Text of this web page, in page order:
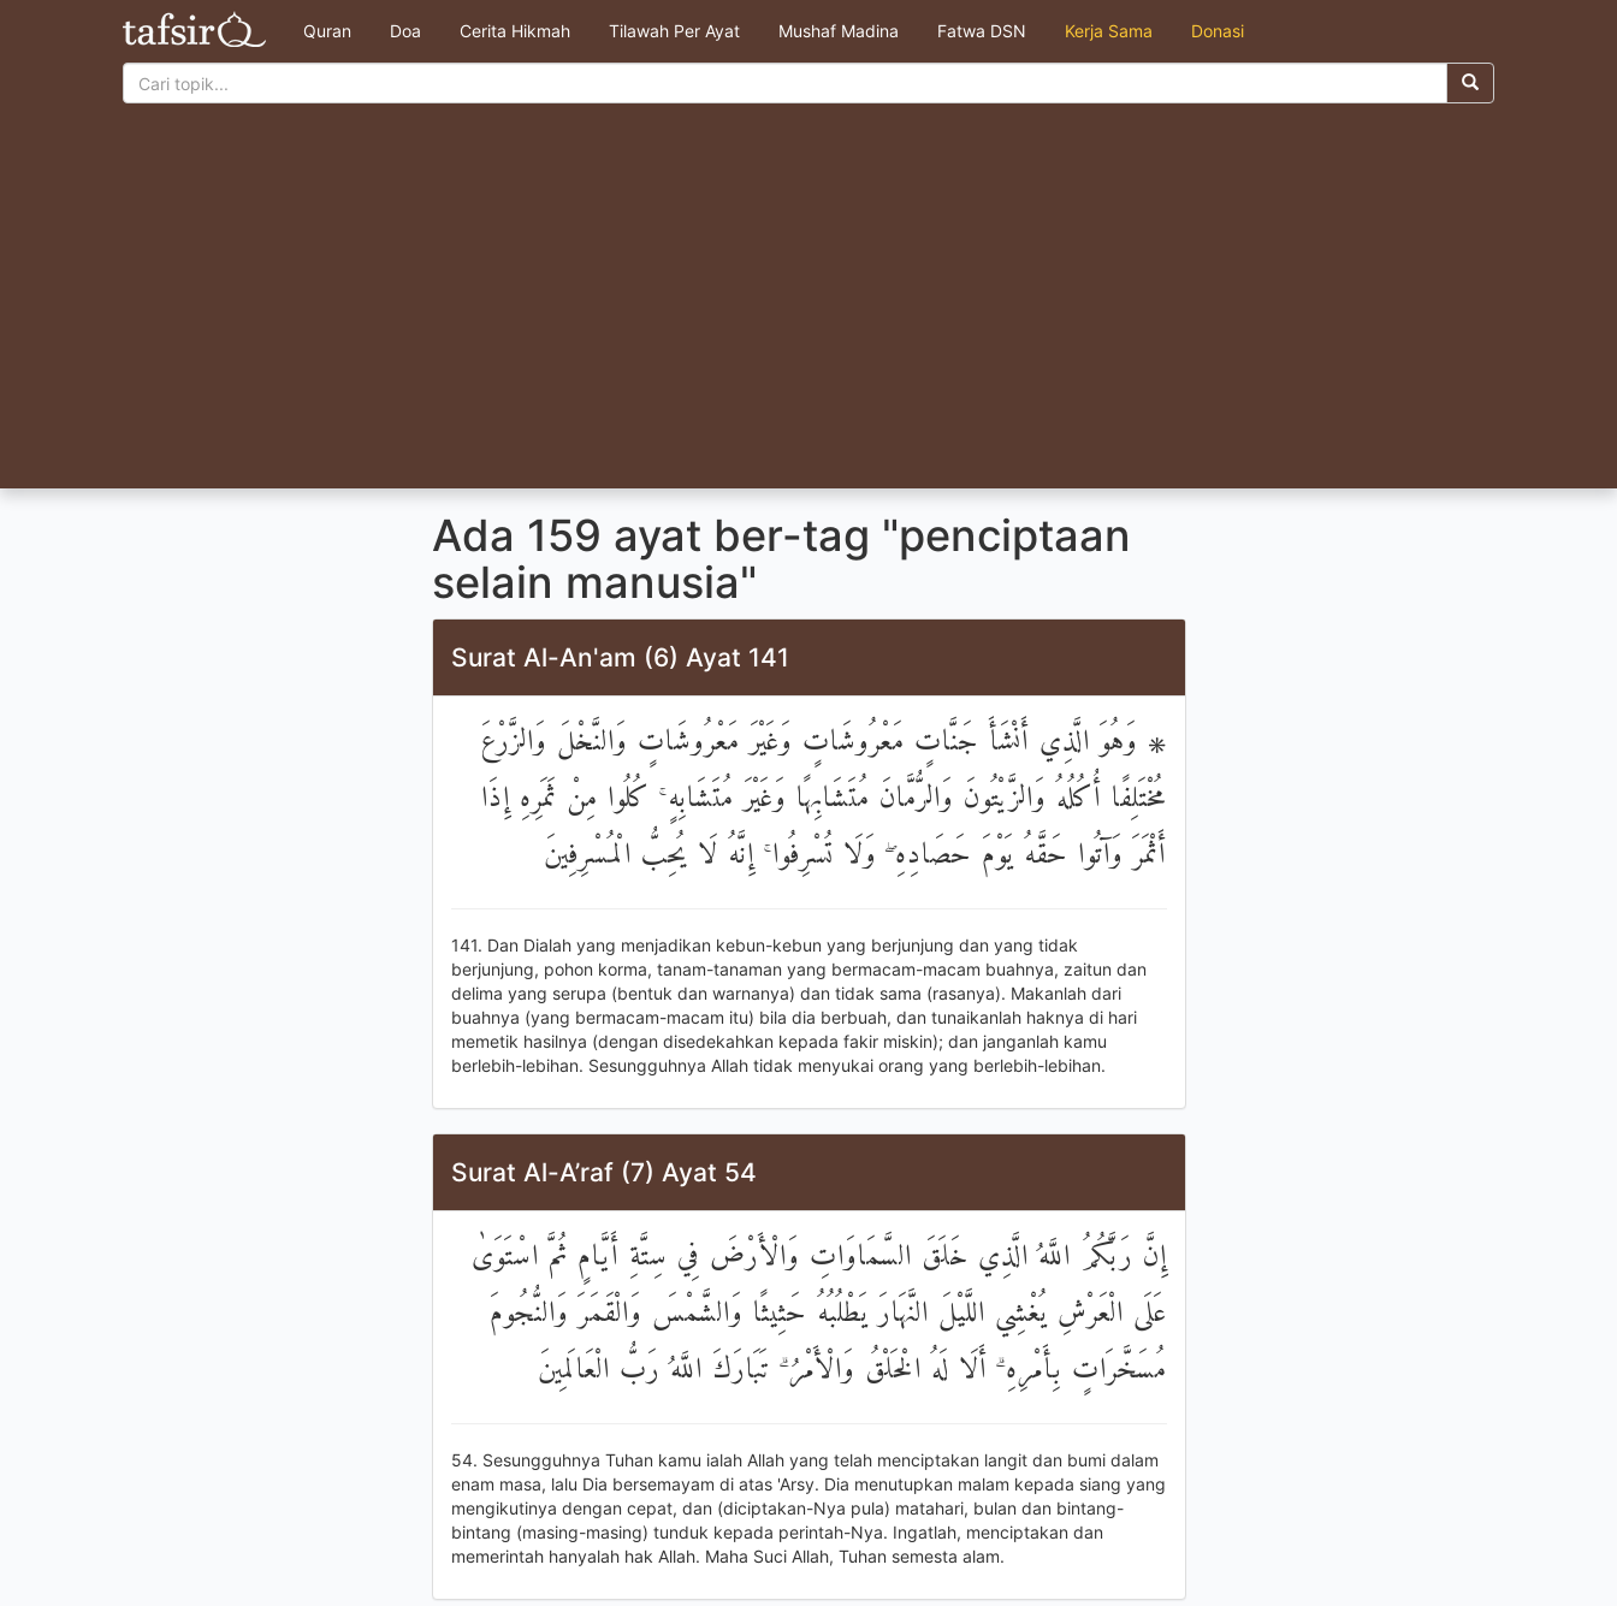
Quran Doa Cerita Hikmah Tilawah Per Ayat Mushaf Madina Fatwa DSN Kerja Sama Donasi
Ada 159 ayat ber-tag "penciptaan
selain manusia"
Surat Al-An'am (6) Ayat 141
۞ وَهُوَ الَّذِي أَنْشَأَ جَنَّاتٍ مَعْرُوشَاتٍ وَغَيْرَ مَعْرُوشَاتٍ وَالنَّخْلَ وَالزَّرْعَ
مُخْتَلِفًا أُكُلُهُ وَالزَّيْتُونَ وَالرُّمَّانَ مُتَشَابِهًا وَغَيْرَ مُتَشَابِهٍ ۚ كُلُوا مِنْ ثَمَرِهِ إِذَا
أَثْمَرَ وَآتُوا حَقَّهُ يَوْمَ حَصَادِهِ ۖ وَلَا تُسْرِفُوا ۚ إِنَّهُ لَا يُحِبُّ الْمُسْرِفِينَ
141. Dan Dialah yang menjadikan kebun-kebun yang berjunjung dan yang tidak
berjunjung, pohon korma, tanam-tanaman yang bermacam-macam buahnya, zaitun dan
delima yang serupa (bentuk dan warnanya) dan tidak sama (rasanya). Makanlah dari
buahnya (yang bermacam-macam itu) bila dia berbuah, dan tunaikanlah haknya di hari
memetik hasilnya (dengan disedekahkan kepada fakir miskin); dan janganlah kamu
berlebih-lebihan. Sesungguhnya Allah tidak menyukai orang yang berlebih-lebihan.
Surat Al-A’raf (7) Ayat 54
إِنَّ رَبَّكُمُ اللَّهُ الَّذِي خَلَقَ السَّمَاوَاتِ وَالْأَرْضَ فِي سِتَّةِ أَيَّامٍ ثُمَّ اسْتَوَىٰ
عَلَى الْعَرْشِ يُغْشِي اللَّيْلَ النَّهَارَ يَطْلُبُهُ حَثِيثًا وَالشَّمْسَ وَالْقَمَرَ وَالنُّجُومَ
مُسَخَّرَاتٍ بِأَمْرِهِ ۗ أَلَا لَهُ الْخَلْقُ وَالْأَمْرُ ۗ تَبَارَكَ اللَّهُ رَبُّ الْعَالَمِينَ
54. Sesungguhnya Tuhan kamu ialah Allah yang telah menciptakan langit dan bumi dalam
enam masa, lalu Dia bersemayam di atas 'Arsy. Dia menutupkan malam kepada siang yang
mengikutinya dengan cepat, dan (diciptakan-Nya pula) matahari, bulan dan bintang-
bintang (masing-masing) tunduk kepada perintah-Nya. Ingatlah, menciptakan dan
memerintah hanyalah hak Allah. Maha Suci Allah, Tuhan semesta alam.